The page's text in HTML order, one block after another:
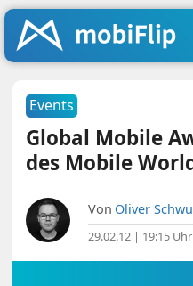
Events
Global Mobile
des Mobile
Von Oliver
29.02.12 | 19:15 Uhr